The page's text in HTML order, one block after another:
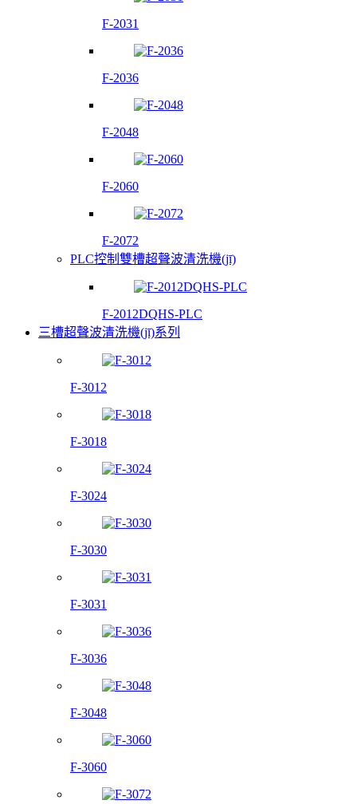
F-2031
F-2036
F-2048
F-2060
F-2072
PLC控制雙槽超聲波清洗機(jī)
F-2012DQHS-PLC
三槽超聲波清洗機(jī)系列
F-3012
F-3018
F-3024
F-3030
F-3031
F-3036
F-3048
F-3060